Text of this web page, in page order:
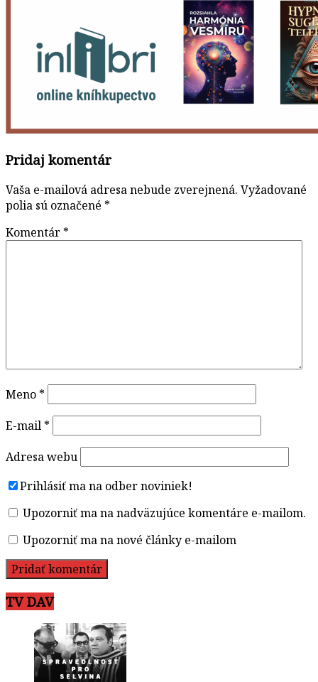
Pridaj komentár
Vaša e-mailová adresa nebude zverejnená. Vyžadované
polia sú označené *
Komentár *
Meno *
E-mail *
Adresa webu
Prihlásiť ma na odber noviniek!
Upozorniť ma na nadväzujúce komentáre e-mailom.
Upozorniť ma na nové články e-mailom
TV DAV